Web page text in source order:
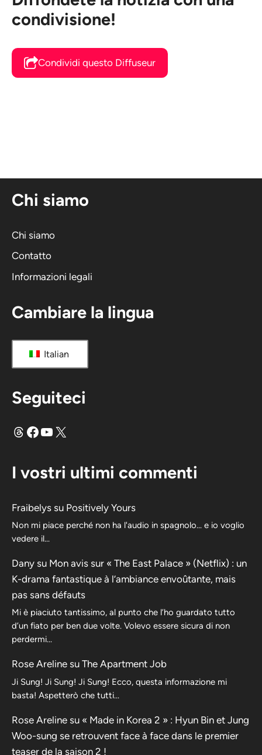
condivisione!
Condividi questo Diffuseur
Chi siamo
Chi siamo
Contatto
Informazioni legali
Cambiare la lingua
Italian
Seguiteci
FiliFacebook
YouTube
X
I vostri ultimi commenti
Fraibelys su Positively Yours
Non mi piace perché non ha l'audio in spagnolo... e io voglio
vedere il...
Dany su Mon avis sur « The East Palace » (Netflix) : un
K-drama fantastique à l’ambiance envoûtante, mais
pas sans défauts
Mi è piaciuto tantissimo, al punto che l’ho guardato tutto
d’un fiato per ben due volte. Volevo essere sicura di non
perdermi…
Rose Areline su The Apartment Job
Ji Sung! Ji Sung! Ji Sung! Ecco, questa informazione mi
basta! Aspetterò che tutti…
Rose Areline su « Made in Korea 2 » : Hyun Bin et Jung
Woo-sung se retrouvent face à face dans le premier
teaser de la saison 2 !